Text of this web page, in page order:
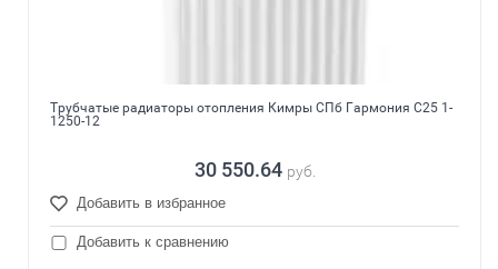
Трубчатые радиаторы отопления Кимры СПб Гармония С25 1-
1250-12
30 550.64 руб.
Добавить в избранное
Добавить к сравнению